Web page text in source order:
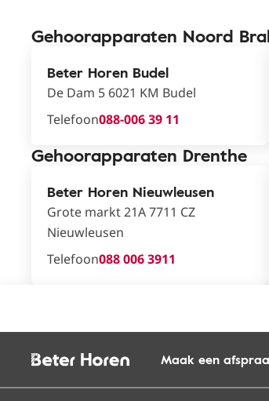
Gehoorapparaten Noord
Beter Horen Budel
De Dam 5 6021 KM Budel
Telefoon088-006 39 11
Gehoorapparaten Drenthe
Beter Horen Nieuwleusen
Grote markt 21A 7711 CZ
Nieuwleusen
Telefoon088 006 3911
Maak een